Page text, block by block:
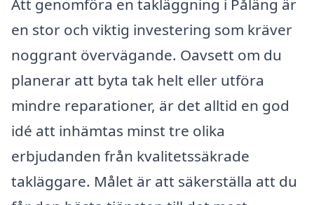
Att genomföra en takläggning i Påläng är
en stor och viktig investering som kräver
noggrant övervägande. Oavsett om du
planerar att byta tak helt eller utföra
mindre reparationer, är det alltid en god
idé att inhämtas minst tre olika
erbjudanden från kvalitetssäkrade
takläggare. Målet är att säkerställa att du